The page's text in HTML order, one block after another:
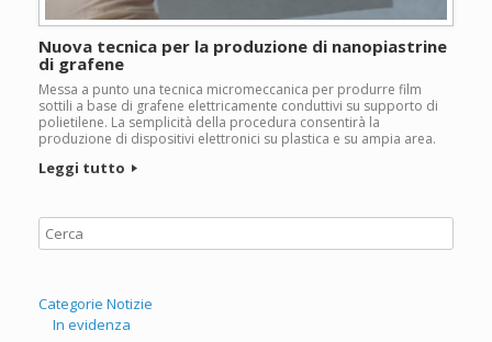
Nuova tecnica per la produzione di nanopiastrine
di grafene
Messa a punto una tecnica micromeccanica per produrre film
sottili a base di grafene elettricamente conduttivi su supporto di
polietilene. La semplicità della procedura consentirà la
produzione di dispositivi elettronici su plastica e su ampia area.
Leggi tutto
Categorie Notizie
In evidenza